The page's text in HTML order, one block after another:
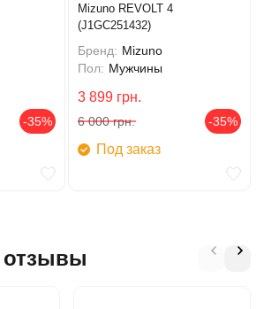
-35%
Mizuno REVOLT 4
(J1GC251432)
Бренд: Mizuno
Пол: Мужчины
3 899 грн.
6 000 грн. -35%
Под заказ
отзывы